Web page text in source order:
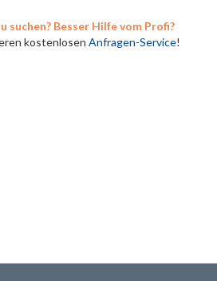
suchen? Besser Hilfe vom Profi?
kostenlosen Anfragen-Service!